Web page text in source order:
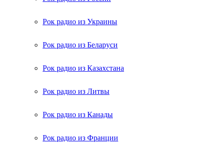
Рок радио из Украины
Рок радио из Беларуси
Рок радио из Казахстана
Рок радио из Литвы
Рок радио из Канады
Рок радио из Франции